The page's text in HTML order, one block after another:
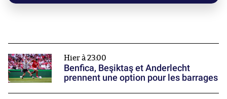
Hier à 23:00
Benfica, Beşiktaş et Anderlecht
prennent une option pour les barrages